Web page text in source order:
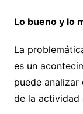
Lo bueno y lo
La
es un
puede
de la actividad